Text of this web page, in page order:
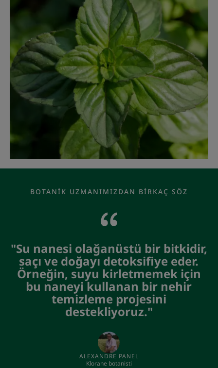
BOTANIK UZMANIMIZDAN BIRKAÇ SÖZ
"Su nanesi olağanüstü bir bitkidir,
saçı ve doğayı detoksifiye eder.
Örneğin, suyu kirletmemek için
bu naneyi kullanan bir nehir
temizleme projesini
destekliyoruz."
ALEXANDRE PANEL
Klorane botanisti